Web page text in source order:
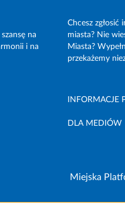
na
i na
Chcesz
miasta? Nie
Miasta?
przekażemy
INFORMACJE
DLA MEDIÓW
Miejska